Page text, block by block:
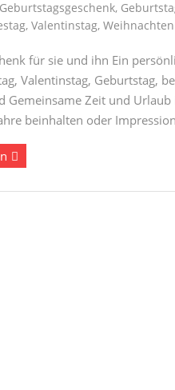
Geburtstagsgeschenk,
, Valentinstag, Weihnachten
für sie und ihn Ein
Valentinstag, Geburtstag,
Gemeinsame Zeit und
beinhalten oder